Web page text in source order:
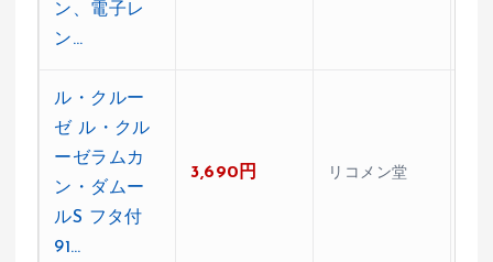
ン、電子レ
ン…
ル・クルー
ゼ ル・クル
ーゼラムカ
ン・ダムー
ルS フタ付
91…
3,690円 リコメン堂